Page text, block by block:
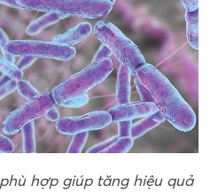
hợp giúp tăng hiệu quả